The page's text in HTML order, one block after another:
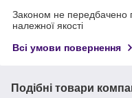
Законом не передбачено
належної якості
Всі умови повернення
Подібні товари